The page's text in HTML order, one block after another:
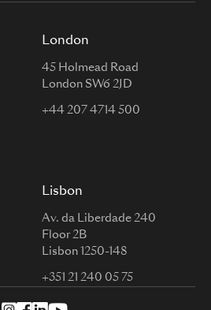
London
45 Holmead Road
London SW6 2JD
+44 207 4714 500
Lisbon
Av. da Liberdade 240
Floor 2B
Lisbon 1250-148
+351 21 240 05 75